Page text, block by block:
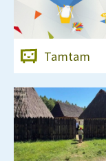
Tamtam